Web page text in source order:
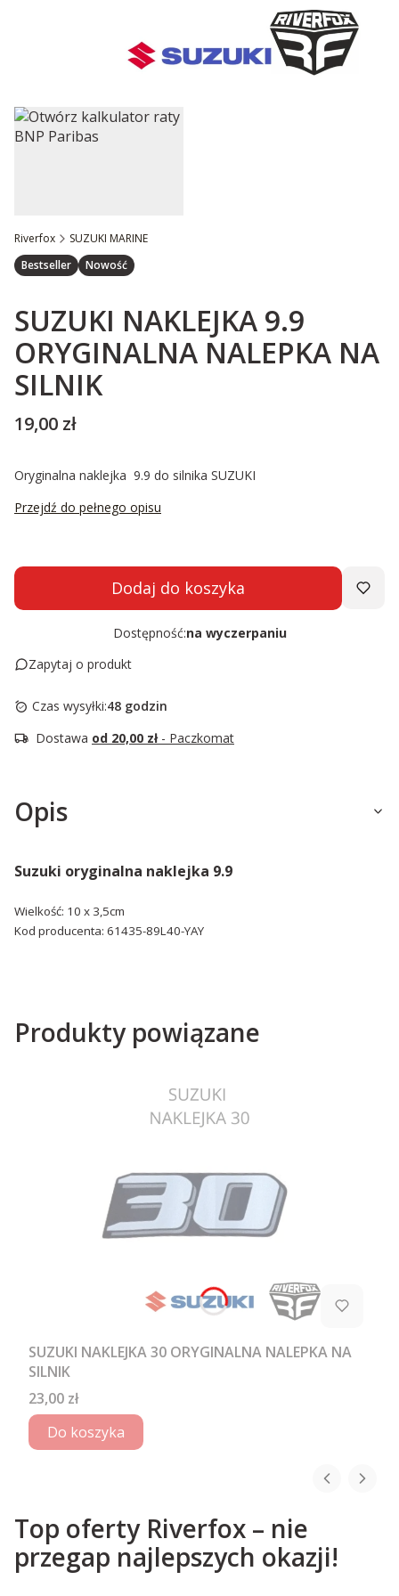
Riverfox SUZUKI MARINE
Etykiety
Bestseller Nowość
SUZUKI NAKLEJKA 9.9
ORYGINALNA NALEPKA NA
SILNIK
Cena
19,00 zł
Oryginalna naklejka 9.9 do silnika SUZUKI
Przejdź do pełnego opisu
Dodaj do koszyka
Dostępność:na wyczerpaniu
Zapytaj o produkt
Czas wysyłki:48 godzin
Dostawa od 20,00 zł - Paczkomat
Opis
Suzuki oryginalna naklejka 9.9
Wielkość: 10 x 3,5cm
Kod producenta: 61435-89L40-YAY
Produkty powiązane
SUZUKI NAKLEJKA 30 ORYGINALNA NALEPKA NA
SILNIK
Cena
23,00 zł
Do koszyka
Top oferty Riverfox – nie
przegap najlepszych okazji!